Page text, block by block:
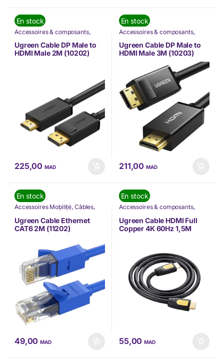
En stock
Accessoires & composants,
Accessoires Mobilité
Câbles
Informatique,Nos Marques ,
TÉLÉPHONIE,Ugreen
Ugreen Cable DP Male to
HDMI Male 2M (10202)
225,00MAD
En stock
Accessoires & composants,
Accessoires Mobilité
Câbles
Informatique,Nos Marques ,
TÉLÉPHONIE,Ugreen
Ugreen Cable DP Male to
HDMI Male 3M (10203)
211,00MAD
En stock
Accessoires Mobilité, Câbles,
TÉLÉPHONIE
Ugreen
Ugreen Cable Ethernet
CAT6 2M (11202)
49,00MAD
En stock
Accessoires & composants,
Accessoires Mobilité
Informatique,Nos Marques,
TÉLÉPHONIE,Ugreen
Ugreen Cable HDMI Full
Copper 4K 60Hz 1,5M
55,00MAD